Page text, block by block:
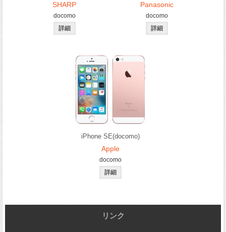
SHARP
docomo
Panasonic
docomo
iPhone SE(docomo)
Apple
docomo
リンク